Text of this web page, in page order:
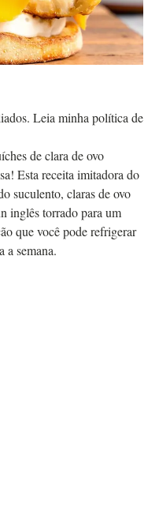
Leia minha política de
de clara de ovo
Esta receita imitadora do
suculento, claras de ovo
inglês torrado para um
que você pode refrigerar
a semana.